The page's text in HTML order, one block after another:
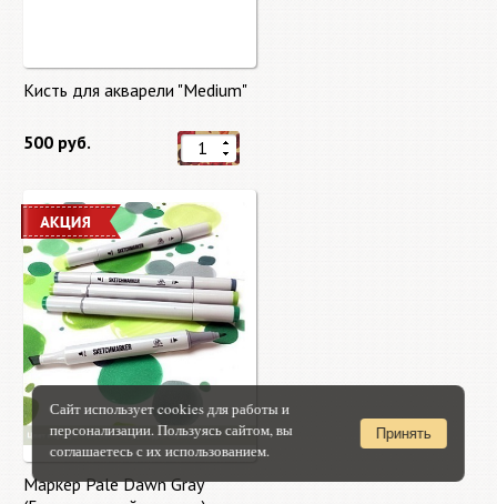
Кисть для акварели "Medium"
500 руб.
Маркер Pale Dawn Gray
Сайт использует cookies для работы и
персонализации. Пользуясь сайтом, вы
соглашаетесь с их использованием.
Принять